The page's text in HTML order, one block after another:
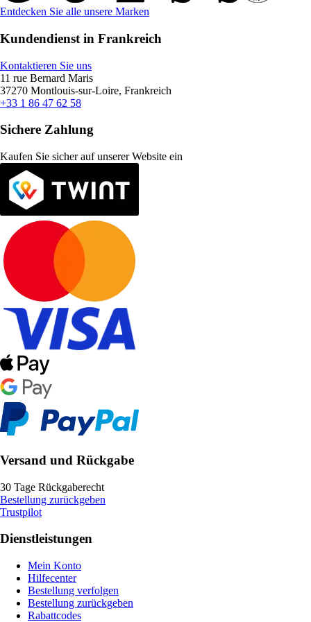
Entdecken Sie alle unsere Marken
Kundendienst in Frankreich
Kontaktieren Sie uns
11 rue Bernard Maris
37270 Montlouis-sur-Loire, Frankreich
+33 1 86 47 62 58
Sichere Zahlung
Kaufen Sie sicher auf unserer Website ein
Versand und Rückgabe
30 Tage Rückgaberecht
Bestellung zurückgeben
Trustpilot
Dienstleistungen
Mein Konto
Hilfecenter
Bestellung verfolgen
Bestellung zurückgeben
Rabattcodes